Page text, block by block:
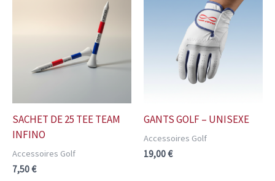
SACHET DE 25 TEE TEAM
INFINO
Accessoires Golf
7,50€
GANTS GOLF – UNISEXE
Accessoires Golf
19,00€